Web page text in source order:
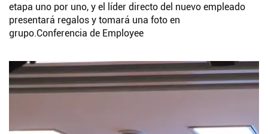
etapa uno por uno, y el líder directo del nuevo empleado
presentará regalos y tomará una foto en
grupo.Conferencia de Employee